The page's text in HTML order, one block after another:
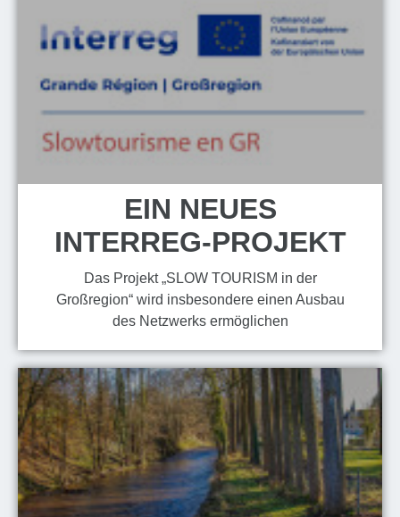
EIN NEUES
INTERREG-PROJEKT
Das Projekt „SLOW TOURISM in der
Großregion“ wird insbesondere einen Ausbau
des Netzwerks ermöglichen